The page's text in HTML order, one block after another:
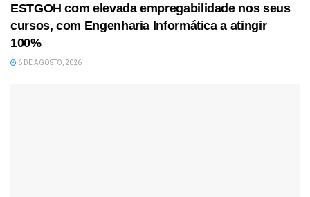
ESTGOH com elevada empregabilidade nos seus
cursos, com Engenharia Informática a atingir
100%
6 DE AGOSTO, 2026